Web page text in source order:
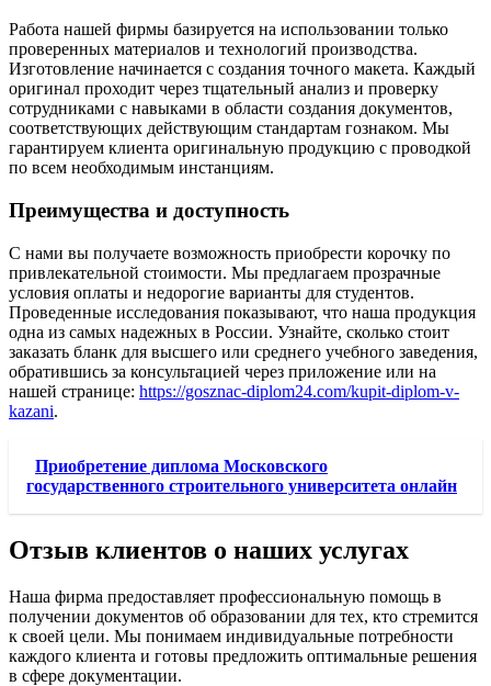
Работа нашей фирмы базируется на использовании только
проверенных материалов и технологий производства.
Изготовление начинается с создания точного макета. Каждый
оригинал проходит через тщательный анализ и проверку
сотрудниками с навыками в области создания документов,
соответствующих действующим стандартам гознаком. Мы
гарантируем клиента оригинальную продукцию с проводкой
по всем необходимым инстанциям.
Преимущества и доступность
С нами вы получаете возможность приобрести корочку по
привлекательной стоимости. Мы предлагаем прозрачные
условия оплаты и недорогие варианты для студентов.
Проведенные исследования показывают, что наша продукция
одна из самых надежных в России. Узнайте, сколько стоит
заказать бланк для высшего или среднего учебного заведения,
обратившись за консультацией через приложение или на
нашей странице: https://gosznac-diplom24.com/kupit-diplom-v-
kazani.
Приобретение диплома Московского
государственного строительного университета онлайн
Отзыв клиентов о наших услугах
Наша фирма предоставляет профессиональную помощь в
получении документов об образовании для тех, кто стремится
к своей цели. Мы понимаем индивидуальные потребности
каждого клиента и готовы предложить оптимальные решения
в сфере документации.